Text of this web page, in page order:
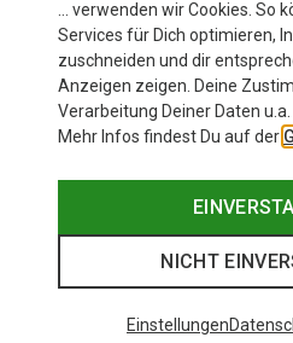
… verwenden wir Cookies. So
Services für Dich optimieren,
zuschneiden und dir
Anzeigen zeigen. Deine
Verarbeitung Deiner Daten u.a.
Mehr Infos findest Du auf der
NICHT
Einstellungen